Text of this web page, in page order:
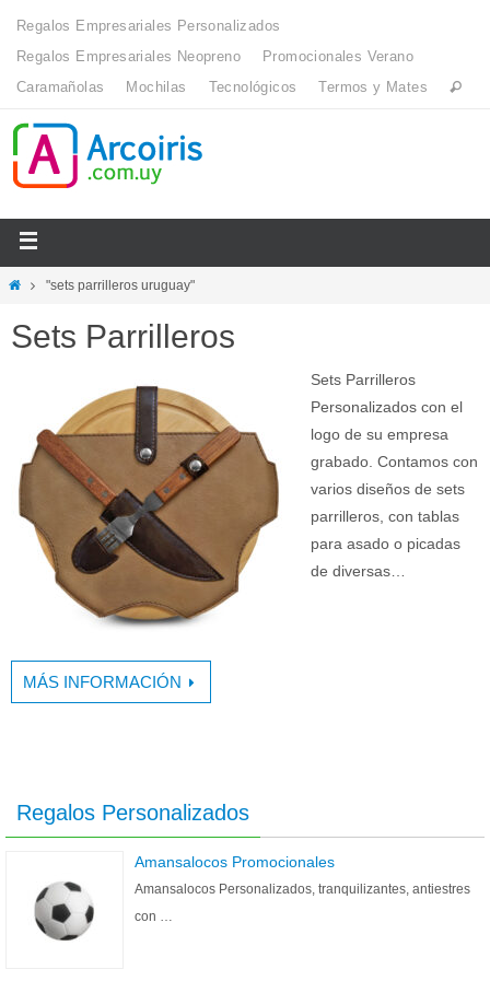
Regalos Empresariales Personalizados
Regalos Empresariales Neopreno
Promocionales Verano
Caramañolas
Mochilas Tecnológicos Termos y Mates
"sets parrilleros uruguay"
Sets Parrilleros
Sets Parrilleros
Personalizados con el
logo de su empresa
grabado. Contamos con
varios diseños de sets
parrilleros, con tablas
para asado o picadas
de diversas…
MÁS INFORMACIÓN
Regalos Personalizados
Amansalocos Promocionales
Amansalocos Personalizados, tranquilizantes, antiestres
con …